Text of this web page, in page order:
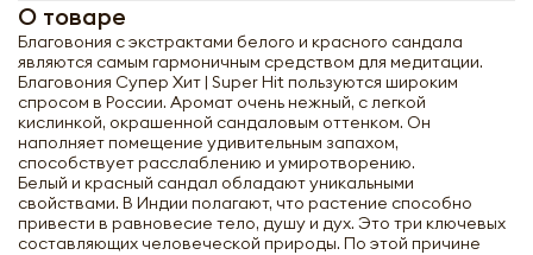
О товаре
Благовония с экстрактами белого и красного сандала
являются самым гармоничным средством для медитации.
Благовония Супер Хит | Super Hit пользуются широким
спросом в России. Аромат очень нежный, с легкой
кислинкой, окрашенной сандаловым оттенком. Он
наполняет помещение удивительным запахом,
способствует расслаблению и умиротворению.
Белый и красный сандал обладают уникальными
свойствами. В Индии полагают, что растение способно
привести в равновесие тело, душу и дух. Это три ключевых
составляющих человеческой природы. По этой причине